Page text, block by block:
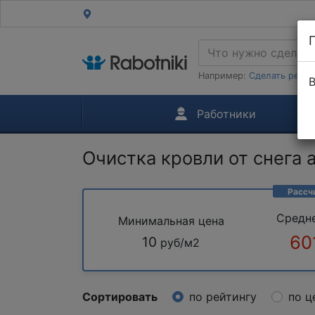
Например: Сделать
Работники
Очистка кровли от снега
Минимальная цена
10 руб/м2
Сортировать по рейтингу по